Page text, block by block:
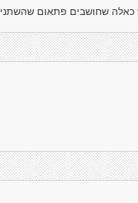
כאלה שחושבים פתאום